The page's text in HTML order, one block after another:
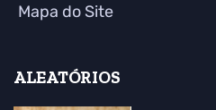
Mapa do Site
ALEATÓRIOS